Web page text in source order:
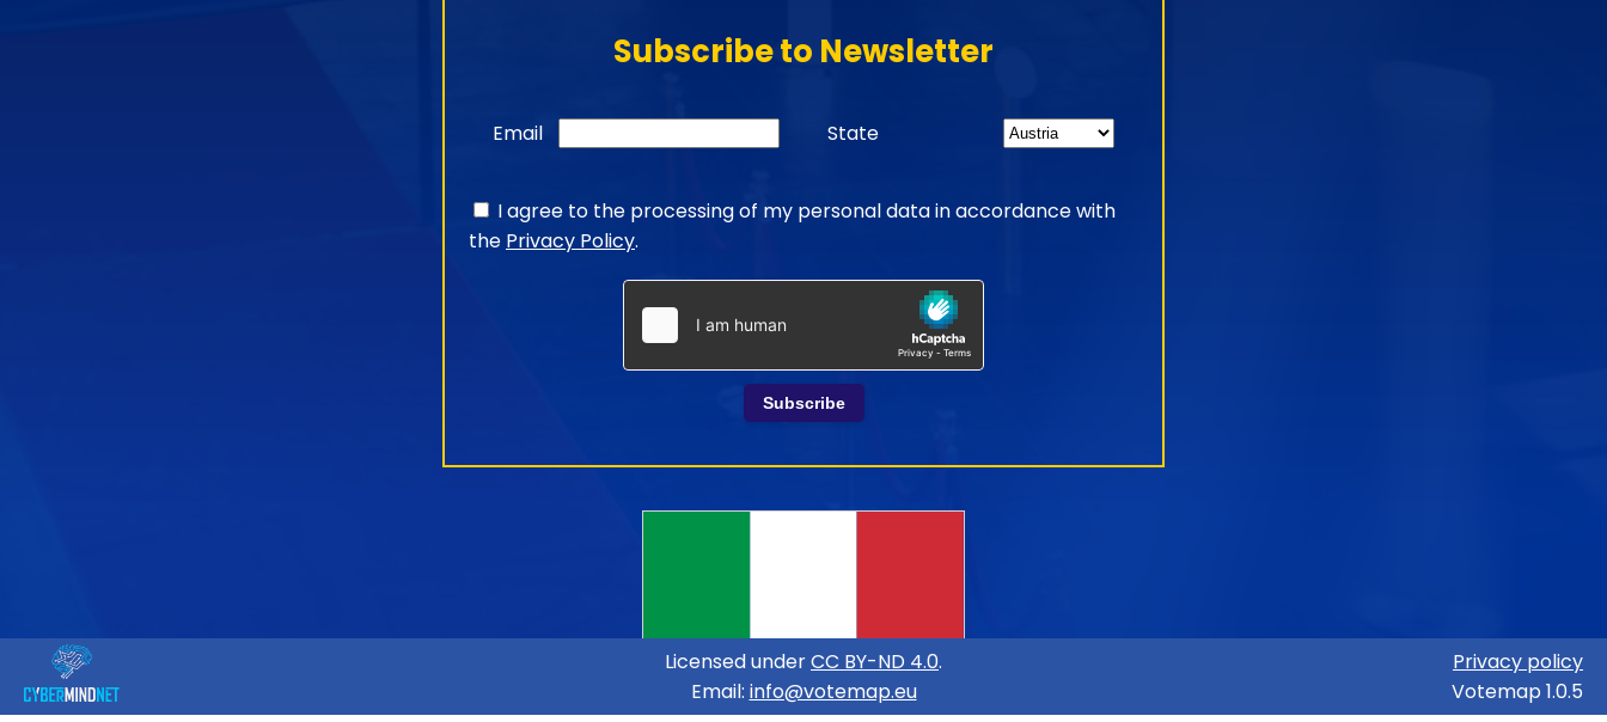
Subscribe to Newsletter
Email State
I agree to the processing of my personal data in accordance with
the Privacy Policy.
Subscribe
Licensed underCC BY-ND 4.0.
Email: info@votemap.eu
Privacy policy
Votemap 1.0.5